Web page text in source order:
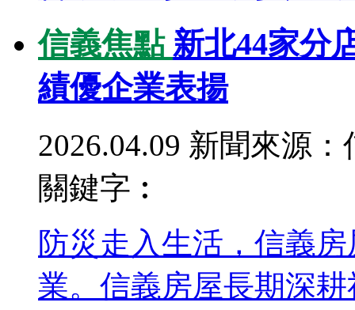
信義焦點 新北44家分
績優企業表揚
2026.04.09 新聞來源：
關鍵字︰
防災走入生活，信義
業。信義房屋長期深